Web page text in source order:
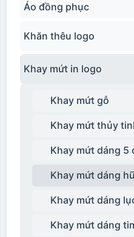
Áo đồng phục
Khăn thêu logo
Khay mứt in logo
Khay mứt gỗ
Khay mứt thủy
Khay mứt dáng 5
Khay mứt dáng
Khay mứt dáng
Khay mứt dáng